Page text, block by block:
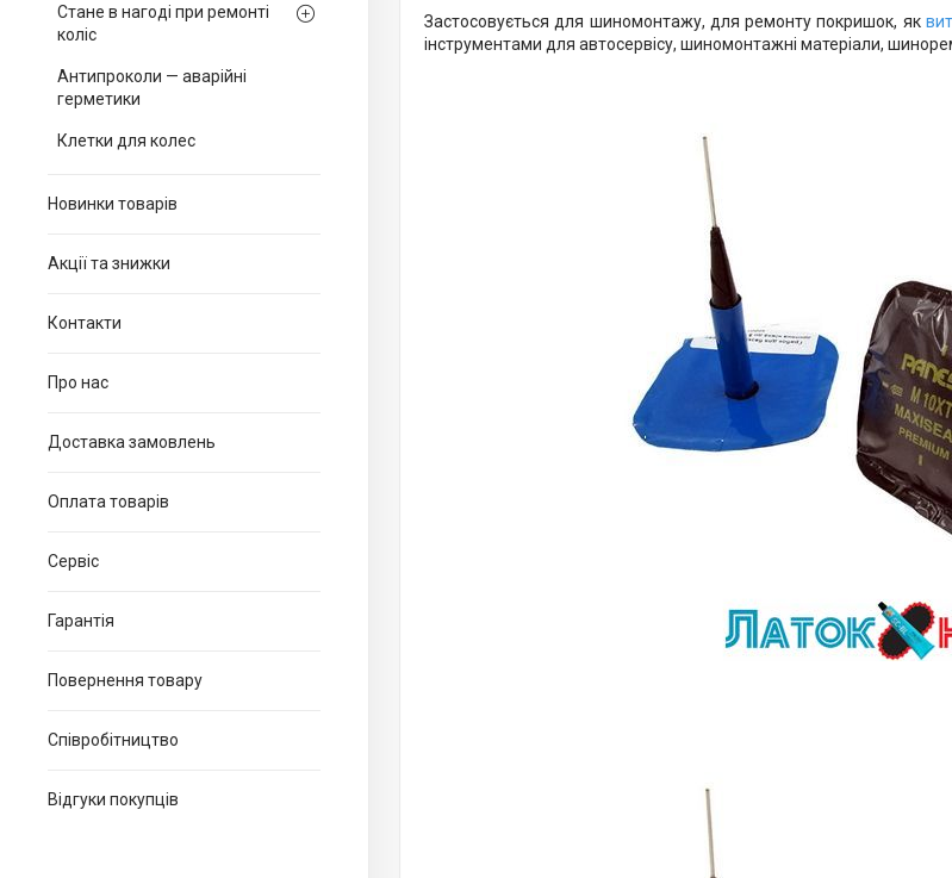
Стане в нагоді при ремонті
коліс
Антипроколи — аварійні
герметики
Клетки для колес
Новинки товарів
Акції та знижки
Контакти
Про нас
Доставка замовлень
Оплата товарів
Сервіс
Гарантія
Повернення товару
Співробітництво
Відгуки покупців
Застосовується для шиномонтажу, для ремонту покришок, як
інструментами для автосервісу, шиномонтажні матеріали,